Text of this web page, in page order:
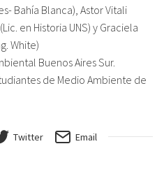
Bahía Blanca), Astor Vitali
en Historia UNS) y Graciela
White)
Buenos Aires Sur.
de Medio Ambiente de
Twitter Email